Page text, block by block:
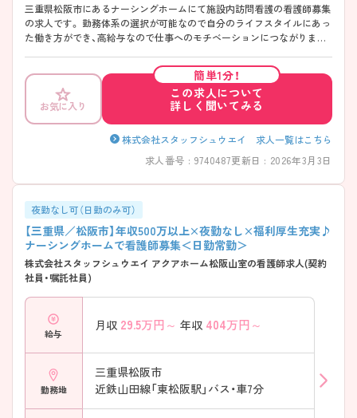
三重県松阪市にあるナーシングホームにて施設内訪問看護の看護師募集
の求人です。 勤務体系の選択が可能なので自分のライフスタイルにあっ
た働き方ができ、高給与なので仕事へのモチベーションにつながりま
っております。ご興味をお持ちの方は、お気軽にお問い合わせください。
お気に入り
簡単1分！
この求人について
詳しく聞いてみる
株式会社スタッフシュウエイ 求人一覧はこちら
求人番号 : 9740487更新日 : 2026年3月3日
夜勤なし可（日勤のみ可）
【三重県／松阪市】年収500万以上×夜勤なし×福利厚生充実♪
ナーシングホームで看護師募集＜日勤常勤＞
株式会社スタッフシュウエイ アクアホーム松阪山室の看護師求人(契約
社員・嘱託社員)
給与
月収 29.5万円～ 年収 404万円～
勤務地
三重県松阪市
近鉄山田線「東松阪駅」バス・車7分